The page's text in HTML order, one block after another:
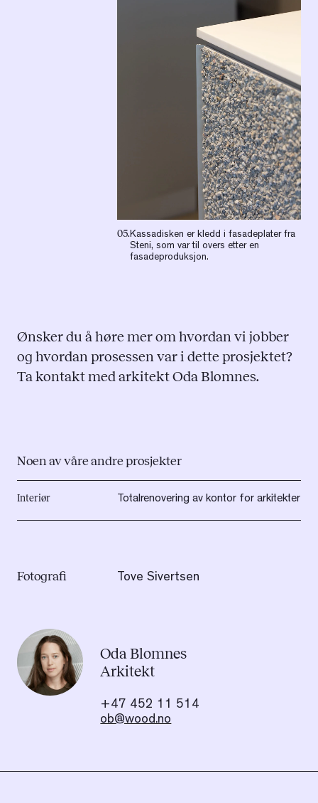
05.Kassadisken er kledd i fasadeplater fra
Steni, som var til overs etter en
fasadeproduksjon.
Ønsker du å høre mer om hvordan vi jobber
og hvordan prosessen var i dette prosjektet?
Ta kontakt med arkitekt Oda Blomnes.
Noen av våre andre prosjekter
Interiør Totalrenovering av kontor for arkitekter
Fotografi Tove Sivertsen
Oda Blomnes
Arkitekt
+47 452 11 514
ob@wood.no